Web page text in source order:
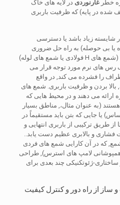
خطر غارنوردی در لایه های خاک
شده در پایه) که ظرفیت باربری
شایسته زیاد باشد یا دسترسی
یا بی حوصله) به راه حل ضروری
تبدیل شود. شمع های رانده شده (شمع های H فولادی یا شمع های لوله)
های نرم مورد توجه قرار می
را فشرده می کند, در واقع
بالا بردن و ظرفیت باربری. شمع های
ارائه می دهند و در محیط هایی که
(به عنوان مثال،, مناطق بسیار
یا جایی که بتن باید مستقیماً در
طریق ترکیبی از باربری انتهایی و
و بالابری عظیم دست یابد..
که در آن کارایی شمع های فردی
لامپ های استرس), طراحی
ساختاری-ژئوتکنیکی چند بعدی برای